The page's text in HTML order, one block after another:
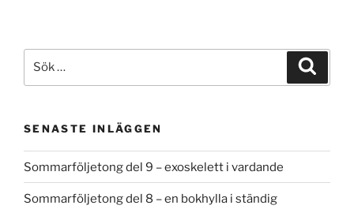
efter:
SENASTE INLÄGGEN
Sommarföljetong del 9 – exoskelett i vardande
Sommarföljetong del 8 – en bokhylla i ständig